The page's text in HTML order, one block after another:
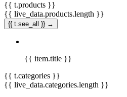
{{ t.products }}
{{ live_data.products.length }}
{{ t.see_all }} →
{{ item.title }}
{{ t.categories }}
{{ live_data.categories.length }}